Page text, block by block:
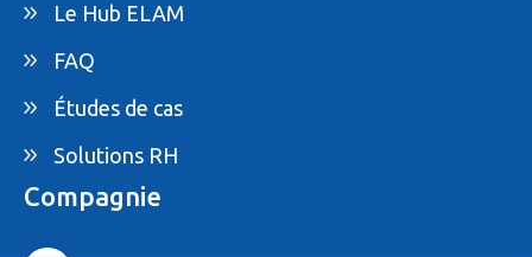
Le Hub ELAM
FAQ
Études de cas
Solutions RH
Compagnie